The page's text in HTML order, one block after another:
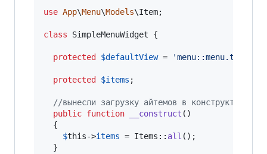
use App\Menu\Models\Item;
class SimpleMenuWidget {
protected $defaultView = 'menu::menu.template
protected $items ;
//вынесли загрузку айтемов в конструктор
public function __construct ()
  {
$this->items = Items:: all ();
  }